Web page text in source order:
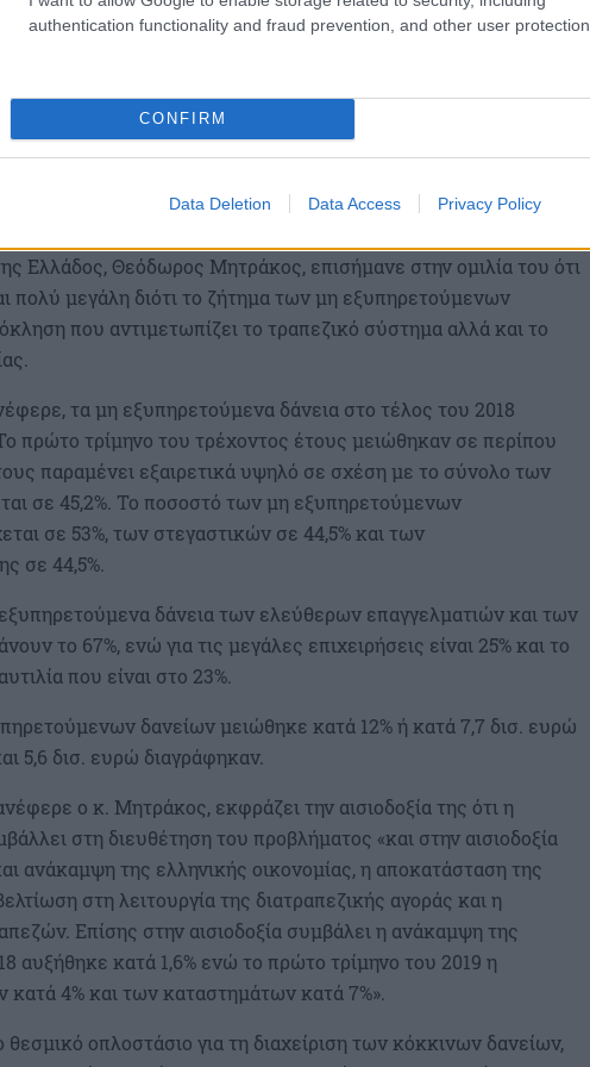
authentication functionality and fraud prevention, and other user protection.
CONFIRM
Data Deletion Data Access Privacy Policy
Ελλάδος, Θεόδωρος Μητράκος, επισήμανε στην ομιλία του ότι
πολύ μεγάλη διότι το ζήτημα των μη εξυπηρετούμενων
που αντιμετωπίζει το τραπεζικό σύστημα αλλά και το
τα μη εξυπηρετούμενα δάνεια στο τέλος του 2018
πρώτο τρίμηνο του τρέχοντος έτους μειώθηκαν σε περίπου
παραμένει εξαιρετικά υψηλό σε σχέση με το σύνολο των
σε 45,2%. Το ποσοστό των μη εξυπηρετούμενων
σε 53%, των στεγαστικών σε 44,5% και των
σε 44,5%.
δάνεια των ελεύθερων επαγγελματιών και των
το 67%, ενώ για τις μεγάλες επιχειρήσεις είναι 25% και το
που είναι στο 23%.
δανείων μειώθηκε κατά 12% ή κατά 7,7 δισ. ευρώ
5,6 δισ. ευρώ διαγράφηκαν.
ο κ. Μητράκος, εκφράζει την αισιοδοξία της ότι η
στη διευθέτηση του προβλήματος «και στην αισιοδοξία
ανάκαμψη της ελληνικής οικονομίας, η αποκατάσταση της
στη λειτουργία της διατραπεζικής αγοράς και η
Επίσης στην αισιοδοξία συμβάλει η ανάκαμψη της
αυξήθηκε κατά 1,6% ενώ το πρώτο τρίμηνο του 2019 η
4% και των καταστημάτων κατά 7%».
οπλοστάσιο για τη διαχείριση των κόκκινων δανείων,